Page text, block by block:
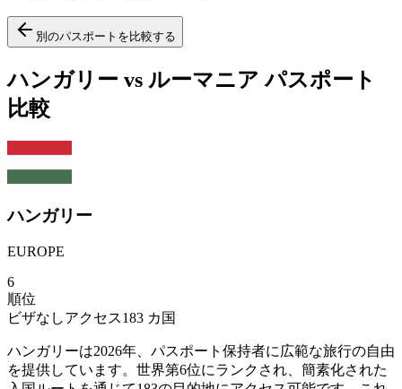
別のパスポートを比較する
ハンガリー vs ルーマニア パスポート
比較
ハンガリー
EUROPE
6
順位
ビザなしアクセス183 カ国
ハンガリーは2026年、パスポート保持者に広範な旅行の自由
を提供しています。世界第6位にランクされ、簡素化された